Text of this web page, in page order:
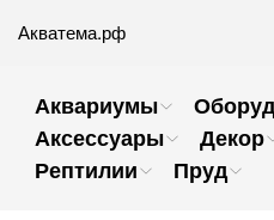
Акватема.рф
Аквариумы
Аксессуары
Декор
Рептилии
Пруд